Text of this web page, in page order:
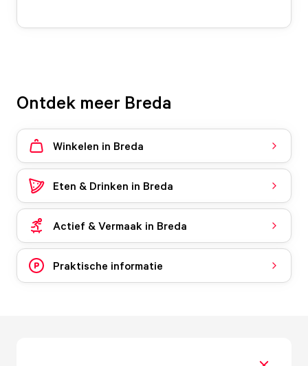
Ontdek meer Breda
Winkelen in Breda
Eten & Drinken in Breda
Actief & Vermaak in Breda
Praktische informatie